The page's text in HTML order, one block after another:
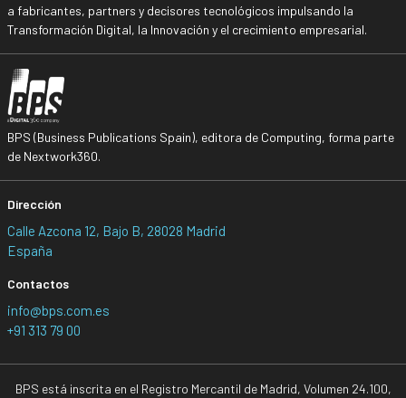
a fabricantes, partners y decisores tecnológicos impulsando la
Transformación Digital, la Innovación y el crecimiento empresarial.
BPS (Business Publications Spain), editora de Computing, forma parte
de Nextwork360.
Dirección
Calle Azcona 12, Bajo B, 28028 Madrid
España
Contactos
info@bps.com.es
+91 313 79 00
BPS está inscrita en el Registro Mercantil de Madrid, Volumen 24.100,